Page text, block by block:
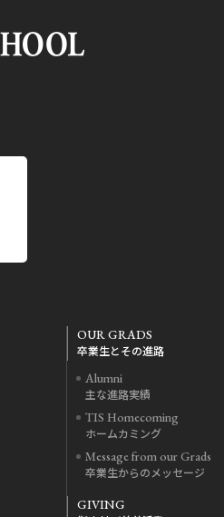
OUR GRADS
卒業生とその進路
Alumni
主な進路実績
TIS Homecoming
ホームカミング
Message from our Grads
卒業生からのメッセージ
GIVING